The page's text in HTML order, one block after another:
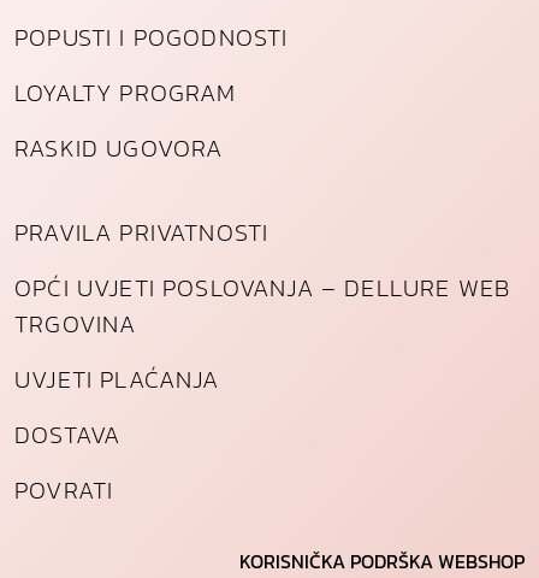
POPUSTI I POGODNOSTI
LOYALTY PROGRAM
RASKID UGOVORA
PRAVILA PRIVATNOSTI
OPĆI UVJETI POSLOVANJA – DELLURE WEB
TRGOVINA
UVJETI PLAĆANJA
DOSTAVA
POVRATI
KORISNIČKA PODRŠKA WEBSHOP